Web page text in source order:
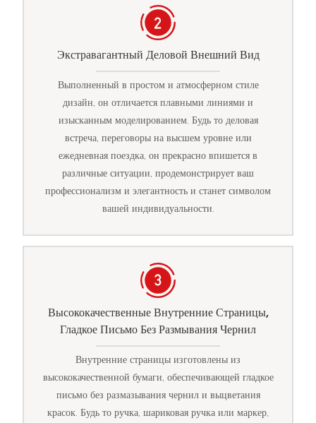
Экстравагантный Деловой Внешний Вид
Выполненный в простом и атмосферном стиле
дизайн, он отличается плавными линиями и
изысканным моделированием. Будь то деловая
встреча, переговоры на высшем уровне или
ежедневная поездка, он прекрасно впишется в
различные ситуации, продемонстрирует ваш
профессионализм и элегантность и станет символом
вашей индивидуальности.
Высококачественные Внутренние Страницы,
Гладкое Письмо Без Размывания Чернил
Внутренние страницы изготовлены из
высококачественной бумаги, обеспечивающей гладкое
письмо без размазывания чернил и выцветания
красок. Будь то ручка, шариковая ручка или маркер,